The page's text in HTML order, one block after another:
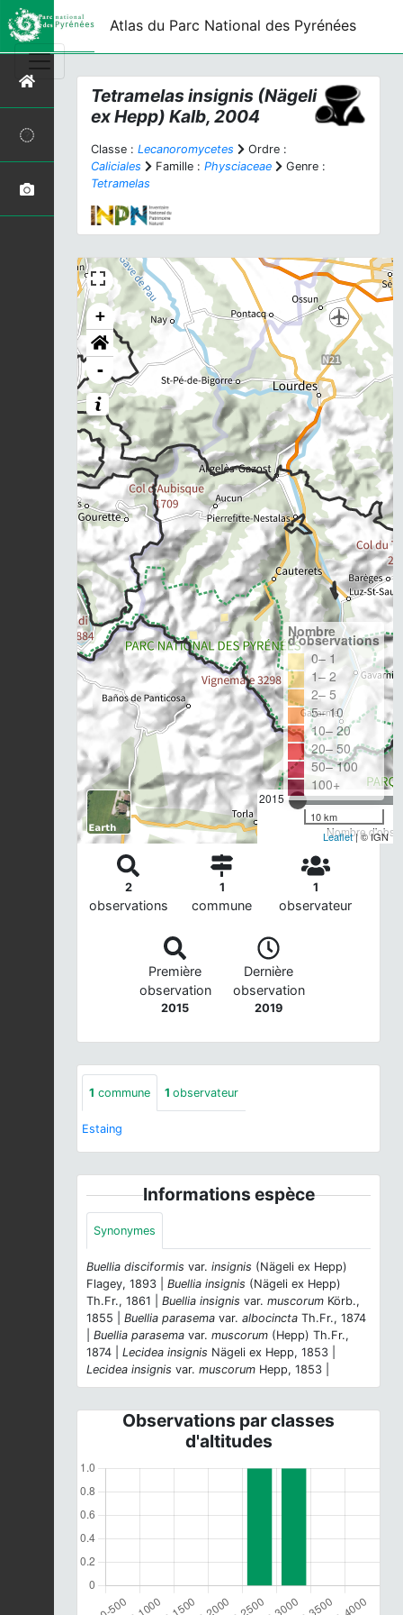
Atlas du Parc National des Pyrénées
Tetramelas insignis (Nägeli
ex Hepp) Kalb, 2004
Classe : Lecanoromycetes
Ordre :
Caliciales
Famille : Physciaceae
Genre :
Tetramelas
+
-
2015
Nombre
Nombre
d'observations
0– 1
1– 2
2– 5
5– 10
10– 20
20– 50
50– 100
100+
10 km
Leaflet| © IGN
2
observations
1
commune
1
observateur
Première
observation
2015
Dernière
observation
2019
1 commune 1 observateur
Estaing
Informations espèce
Synonymes
Buellia disciformis var. insignis (Nägeli ex Hepp)
Flagey, 1893 | Buellia insignis (Nägeli ex Hepp)
Th.Fr., 1861 | Buellia insignis var. muscorum Körb.,
1855 | Buellia parasema var. albocincta Th.Fr., 1874
Buellia parasema var. muscorum (Hepp) Th.Fr.,
1874 | Lecidea insignis Nägeli ex Hepp, 1853 |
Lecidea insignis var. muscorum Hepp, 1853 |
Observations par classes
d'altitudes